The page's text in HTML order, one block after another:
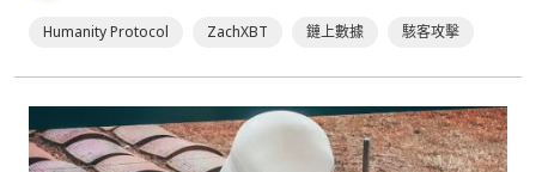
Humanity Protocol ZachXBT 鏈上數據 駭客攻擊